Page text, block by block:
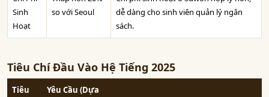
Sinh
Hoạt
so với Seoul
dễ dàng cho sinh viên quản lý ngân
sách.
Tiêu Chí Đầu Vào Hệ Tiếng 2025
Tiêu
Yêu Cầu (Dựa